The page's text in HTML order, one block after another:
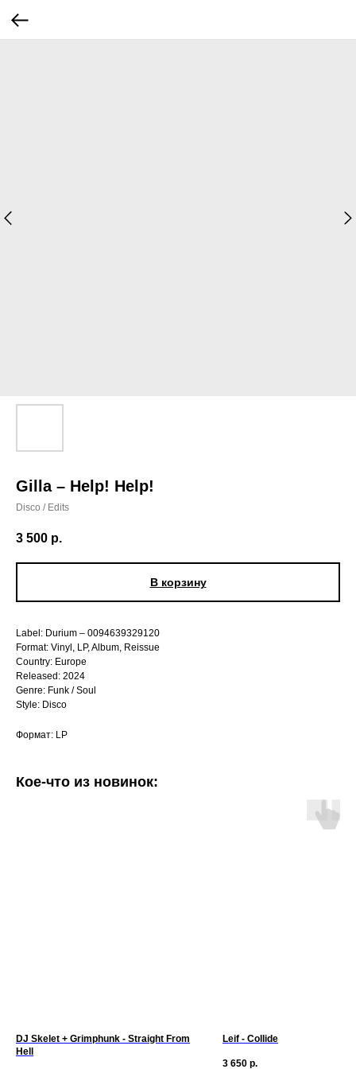
Gilla – Help! Help!
Disco / Edits
3 500 р.
В корзину
Label: Durium – 0094639329120
Format: Vinyl, LP, Album, Reissue
Country: Europe
Released: 2024
Genre: Funk / Soul
Style: Disco
Формат: LP
Кое-что из новинок:
DJ Skelet + Grimphunk - Straight From
Hell
Leif - Collide
3 650 р.